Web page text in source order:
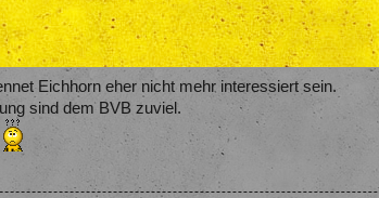
Eichhorn eher nicht mehr interessiert sein.
sind dem BVB zuviel.